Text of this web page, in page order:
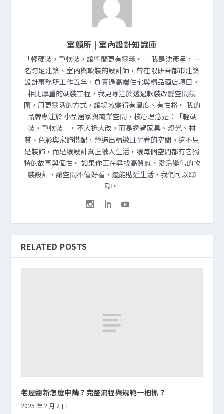
室顏所 | 室內設計知識庫
「輕硬裝，重軟裝，讓空間更有靈魂。」 我是沈彥呈，一
名跨足建築、室內與軟裝的設計師，曾在隈研吾都市建築
設計事務所工作五年，負責過高端住宅與精品酒店項目。
相比厚重的硬裝工程，我更專注於透過軟裝改變空間氛
圍，用更靈活的方式，讓場域變得有溫度、有性格。 我的
品牌專注於 小型居家與商業空間，核心理念是：「輕硬
裝，重軟裝」。不大拆大改，而是透過家具、燈光、材
質、色彩與家飾搭配，營造出精緻且耐看的空間。這不只
是裝飾，而是讓設計真正融入生活，讓每個空間都有它獨
特的故事與個性。 如果你正在尋找高質感、靈活變化的軟
裝設計，讓空間不僅好看，還能貼近生活，我們可以聊
聊。
RELATED POSTS
老屋翻新怎麼申請？完整流程與規範一把抓？
2025 年 2 月 2 日